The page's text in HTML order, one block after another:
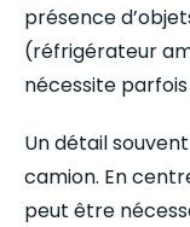
présence
(réfrigérateur
nécessite
Un détail
camion. En
peut être